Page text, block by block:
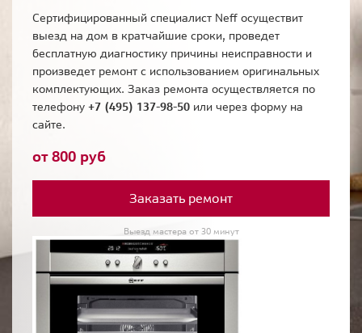
Сертифицированный специалист Neff осуществит
выезд на дом в кратчайшие сроки, проведет
бесплатную диагностику причины неисправности и
произведет ремонт с использованием оригинальных
комплектующих. Заказ ремонта осуществляется по
телефону +7 (495) 137-98-50 или через форму на
сайте.
от 800 руб
Заказать ремонт
Выезд мастера от 30 минут